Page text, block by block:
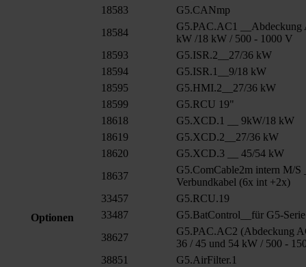
Optionen
18583
G5.CANmp
18584
G5.PAC.AC1 __Abdeckung
kW /18 kW / 500 - 1000 V
18593
G5.ISR.2__27/36 kW
18594
G5.ISR.1__9/18 kW
18595
G5.HMI.2__27/36 kW
18599
G5.RCU 19"
18618
G5.XCD.1 __ 9kW/18 kW
18619
G5.XCD.2__27/36 kW
18620
G5.XCD.3 __ 45/54 kW
18637
G5.ComCable2m intern M/S
Verbundkabel (6x int +2x)
33457
G5.RCU.19
33487
G5.BatControl__für G5-Serie
38627
G5.PAC.AC2 (Abdeckung
36 / 45 und 54 kW / 500 -
38851
G5.AirFilter.1